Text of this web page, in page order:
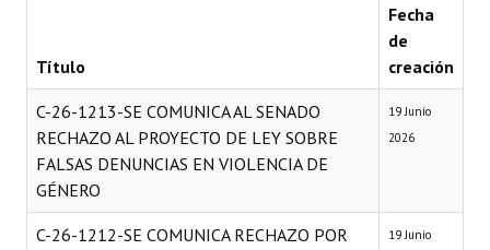
Concejales Mandato Cumplido
Programas
LEGISLACIÓN
Título
Fecha
de
creación
C-26-1213-SE COMUNICA AL SENADO
RECHAZO AL PROYECTO DE LEY SOBRE
FALSAS DENUNCIAS EN VIOLENCIA DE
GÉNERO
19 Junio
2026
C-26-1212-SE COMUNICA RECHAZO POR
19 Junio